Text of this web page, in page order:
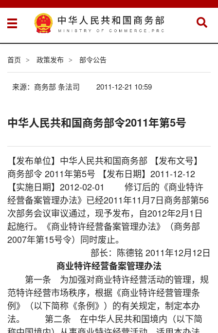
首页 > 政策发布 > 部令公告
来源：商务部 条法司 2011-12-21 10:59
中华人民共和国商务部令2011年第5号
【发布单位】中华人民共和国商务部 【发布文号】
商务部令 2011年第5号 【发布日期】2011-12-12
【实施日期】2012-02-01 修订后的《商业特许
经营备案管理办法》已经2011年11月7日商务部第56
次部务会议审议通过，现予发布，自2012年2月1日
起施行。《商业特许经营备案管理办法》（商务部
2007年第15号令）同时废止。
部长：陈德铭 2011年12月12日
商业特许经营备案管理办法
第一条 为加强对商业特许经营活动的管理，规
范特许经营市场秩序，根据《商业特许经营管理条
例》（以下简称《条例》）的有关规定，制定本办
法。 第二条 在中华人民共和国境内（以下简